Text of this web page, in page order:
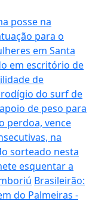
posse na
para o
em Santa
em escritório de
de
do surf de
de peso para
perdoa, vence
na
sorteado nesta
esquentar a
Brasileirão:
do Palmeiras -